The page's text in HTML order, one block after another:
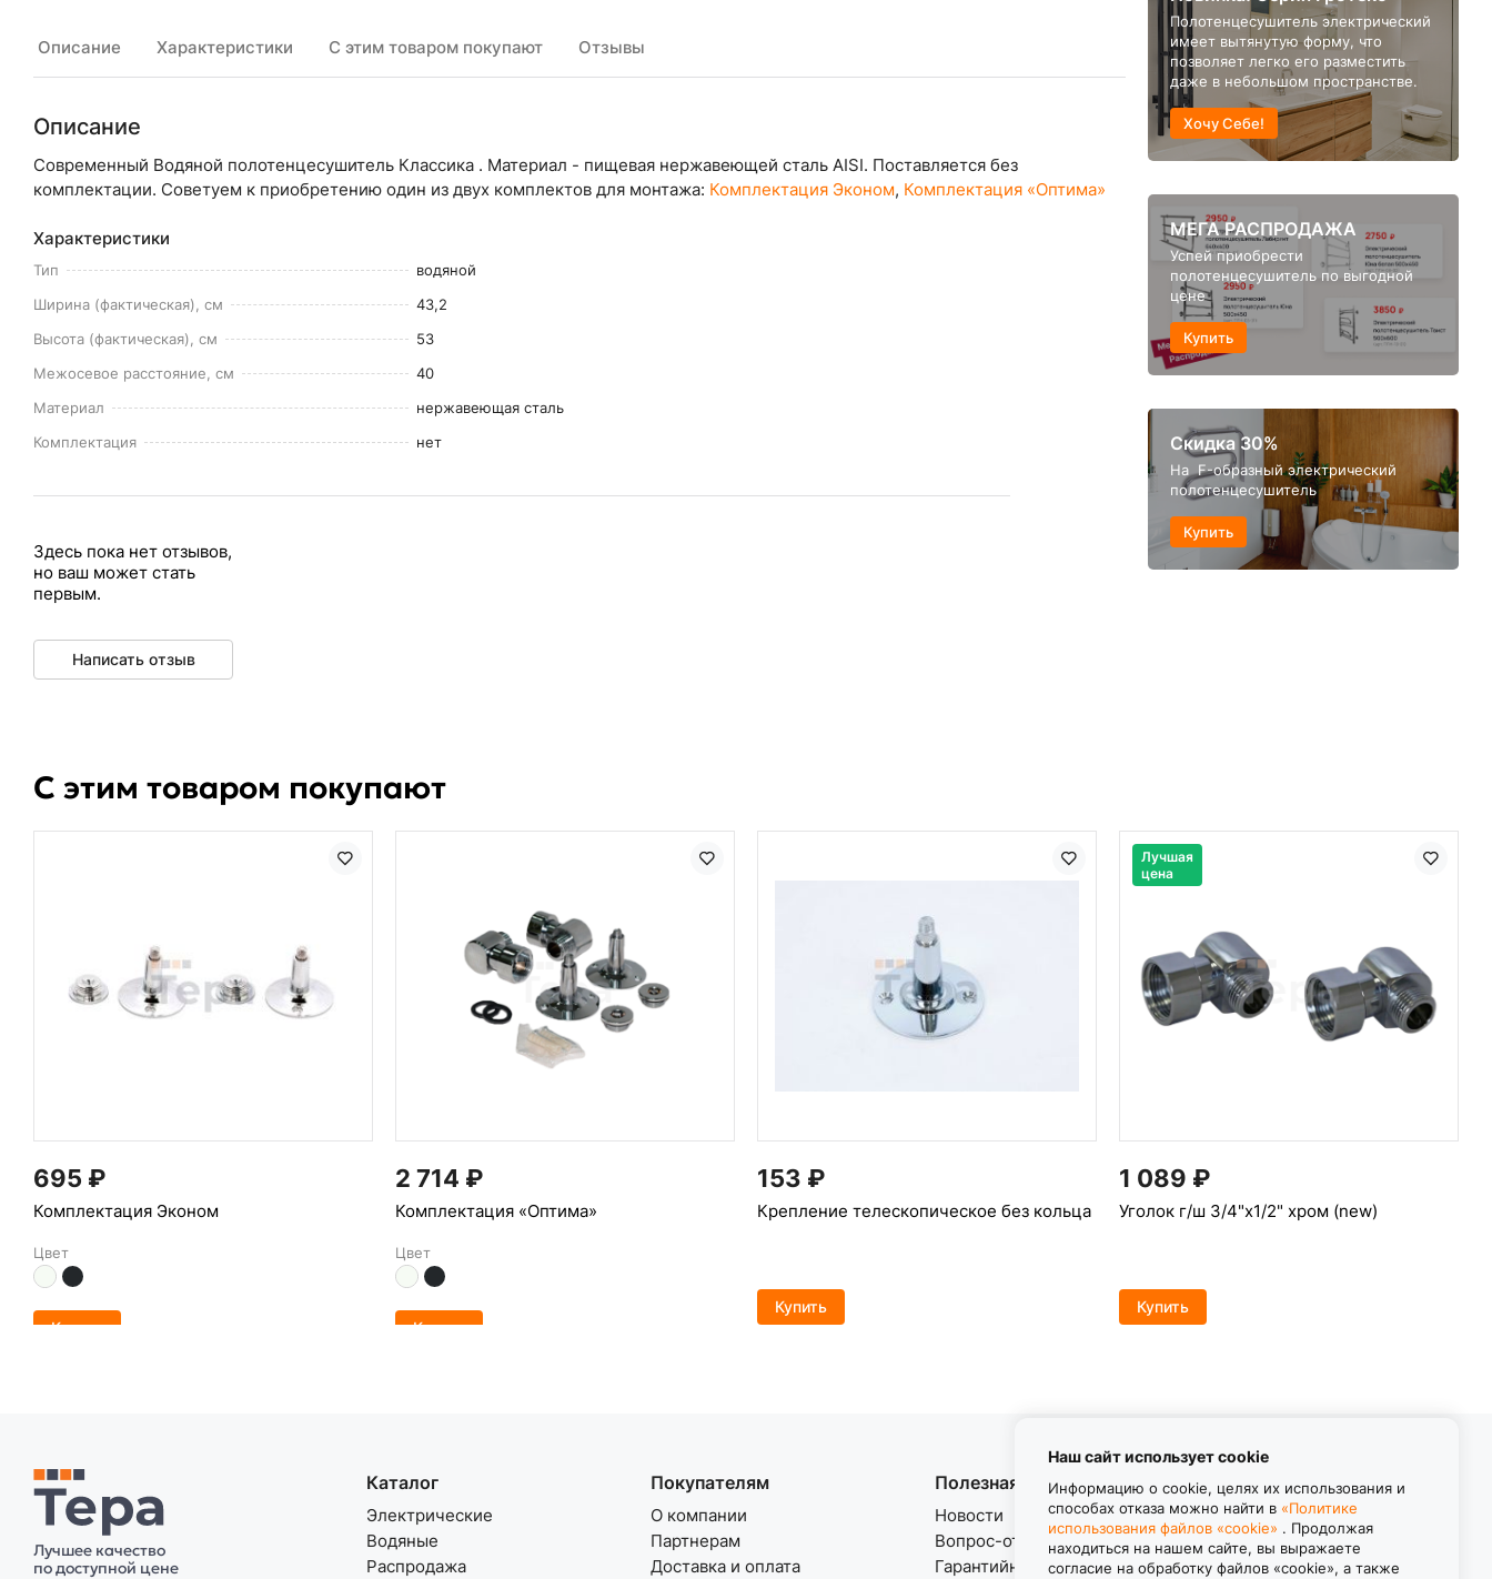
Описание Характеристики С этим товаром покупают Отзывы
Описание
Современный Водяной полотенцесушитель Классика . Материал - пищевая нержавеющей сталь AISI. Поставляется без
комплектации. Советуем к приобретению один из двух комплектов для монтажа: Комплектация Эконом, Комплектация «Оптима»
Характеристики
Тип
водяной
Ширина (фактическая), см
43,2
Высота (фактическая), см
53
Межосевое расстояние, см
40
Материал
нержавеющая сталь
Комплектация
нет
Здесь пока нет отзывов,
но ваш может стать
первым.
Написать отзыв
Полотенцесушитель электрический
имеет вытянутую форму, что
позволяет легко его разместить
даже в небольшом пространстве.
Хочу Себе!
МЕГА РАСПРОДАЖА
Успей приобрести
полотенцесушитель по выгодной
цене
Купить
Скидка 30%
На F-образный электрический
полотенцесушитель
Купить
С этим товаром покупают
695 ₽
Комплектация Эконом
Цвет
Купить
2 714 ₽
Комплектация «Оптима»
Цвет
Купить
153 ₽
Крепление телескопическое без кольца
Купить
Лучшая
цена
1 089 ₽
Уголок г/ш 3/4"х1/2" хром (new)
Купить
Лучшее качество
по доступной цене
Каталог
Электрические
Водяные
Распродажа
Покупателям
О компании
Партнерам
Доставка и оплата
Полезная информация
Новости
Вопрос-ответ
Гарантийные обязательства.
Контакты
8 (800) 550-11-38
Звонок бесплатный
Наш сайт использует cookie
Информацию о cookie, целях их использования и
способах отказа можно найти в «Политике
использования файлов «cookie» . Продолжая
находиться на нашем сайте, вы выражаете
согласие на обработку файлов «cookie», а также